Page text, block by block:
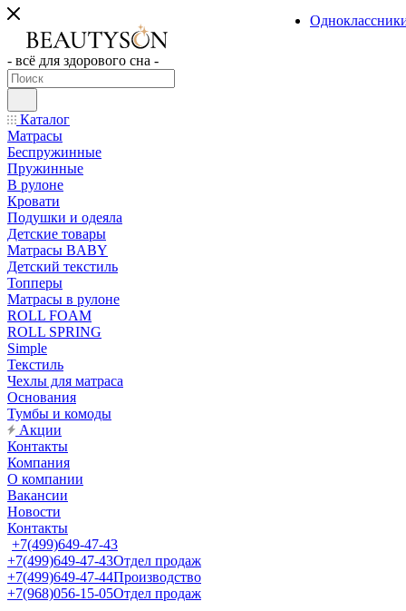
- всё для здорового сна -
Каталог
Матрасы
Беспружинные
Пружинные
В рулоне
Кровати
Подушки и одеяла
Детские товары
Матрасы BABY
Детский текстиль
Топперы
Матрасы в рулоне
ROLL FOAM
ROLL SPRING
Simple
Текстиль
Чехлы для матраса
Основания
Тумбы и комоды
Акции
Контакты
Компания
О компании
Вакансии
Новости
Контакты
+7(499)649-47-43
+7(499)649-47-43Отдел продаж
+7(499)649-47-44Производство
+7(968)056-15-05Отдел продаж